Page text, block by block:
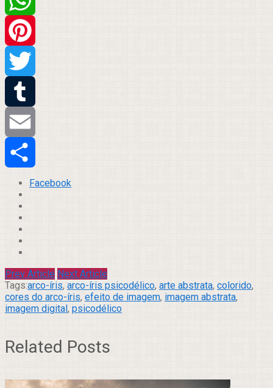
WhatsApp
Pinterest
Twitter
Tumblr
Email
Compartilhar
Facebook
Prev Article Next Article
Tags:arco-íris, arco-íris psicodélico, arte abstrata, colorido,
cores do arco-íris, efeito de imagem, imagem abstrata,
imagem digital, psicodélico
Related Posts